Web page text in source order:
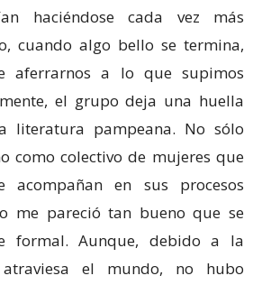
haciéndose cada vez más
cuando algo bello se termina,
aferrarnos a lo que supimos
el grupo deja una huella
literatura pampeana. No sólo
como colectivo de mujeres que
en sus procesos
me pareció tan bueno que se
formal. Aunque, debido a la
el mundo, no hubo